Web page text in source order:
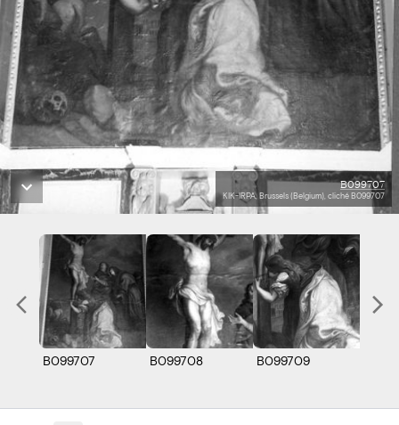
B099707
KIK-IRPA, Brussels (Belgium), cliché B099707
B099707 B099708 B099709